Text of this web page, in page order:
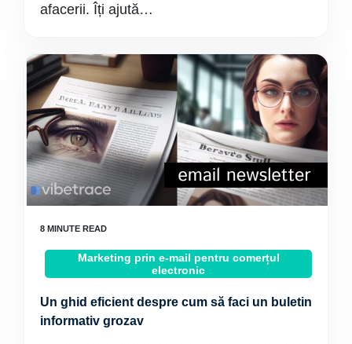
afacerii. Îți ajută…
Marketing prin e-mail pentru comerțul
electronic
Un ghid eficient despre cum să faci un buletin
informativ grozav